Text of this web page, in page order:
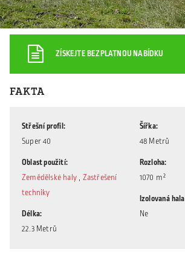
ZÍSKEJTE BEZPLATNOU NABÍDKU
FAKTA
Střešní profil
Super 40
Oblast použití
Zemědělské haly , Zastřešení
techniky
Délka
22.3 Metrů
Šířka
48 Metrů
Rozloha
1070 m²
Izolovaná hala
Ne